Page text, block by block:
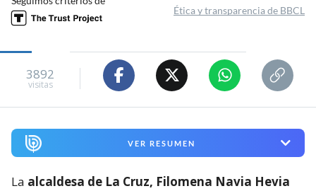
Ética y transparencia de BBCL
3892
visitas
VER RESUMEN
La alcaldesa de La Cruz, Filomena Navia Hevia